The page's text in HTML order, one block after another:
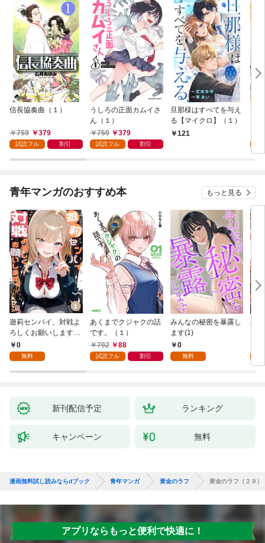
信長協奏曲（１）
759 379
試読フル 割引
うしろの正面カムイさ
ん（１）
759
379
試読フル 割引
旦那様はすべてを与え
る【マイクロ】（１）
121
は
青年マンガのおすすめ本 もっと見る
遊莉センパイ、対戦よ
ろしくお願いします。
1 0
無料
あくまでクジャクの話
です。（１）
792
88
試読フル 割引
みんなの秘密を暴露し
ます(1)
0
無料
異
新刊配信予定 ランキング
キャンペーン 無料
漫画無料試し読みならdブック 青年マンガ 黄金のラフ 黄金のラフ（２９）
アプリならもっと便利で快適に！